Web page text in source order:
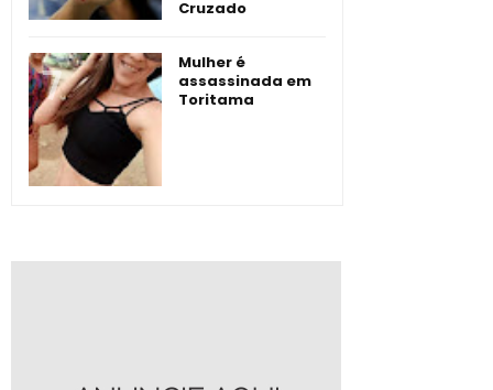
Cruzado
Mulher é
assassinada em
Toritama